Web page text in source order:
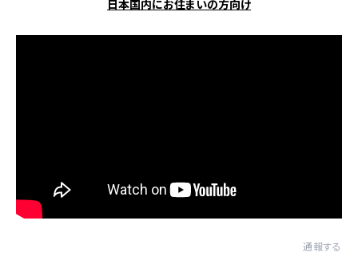
日本国内にお住まいの方向け
通報する